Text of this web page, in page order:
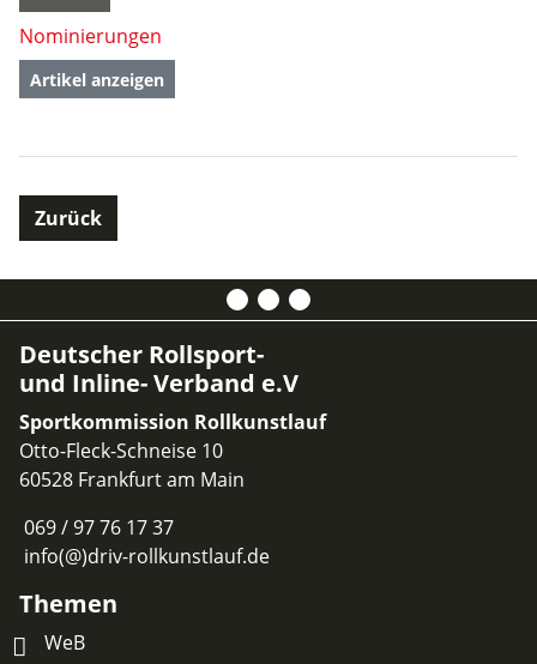
Nominierungen
Artikel anzeigen
Zurück
Deutscher Rollsport-
und Inline- Verband e.V
Sportkommission Rollkunstlauf
Otto-Fleck-Schneise 10
60528 Frankfurt am Main
069 / 97 76 17 37
info(@)driv-rollkunstlauf.de
Themen
WeB